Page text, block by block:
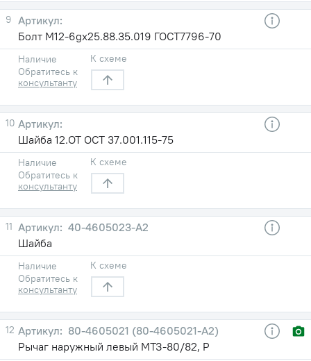
9
Болт М12-6gх25.88.35.019 ГОСТ7796-70
Наличие
Обратитесь к
консультанту
К схеме
10
Шайба 12.ОТ ОСТ 37.001.115-75
Наличие
Обратитесь к
консультанту
К схеме
11
40-4605023-А2
Шайба
Наличие
Обратитесь к
консультанту
К схеме
12
80-4605021 (80-4605021-А2)
Рычаг наружный левый МТЗ-80/82, Р